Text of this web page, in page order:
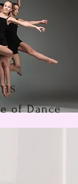
of Dance